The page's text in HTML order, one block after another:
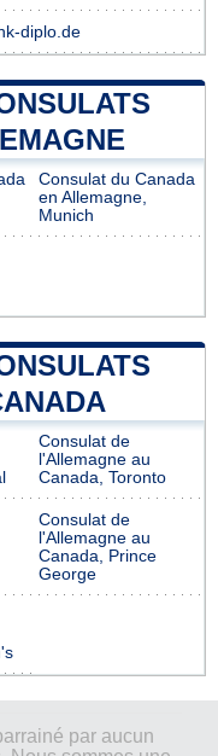
diplo.de
Consulat du Canada
en Allemagne,
Munich
Consulat de
l'Allemagne au
Canada, Toronto
Consulat de
l'Allemagne au
Canada, Prince
George
par aucun